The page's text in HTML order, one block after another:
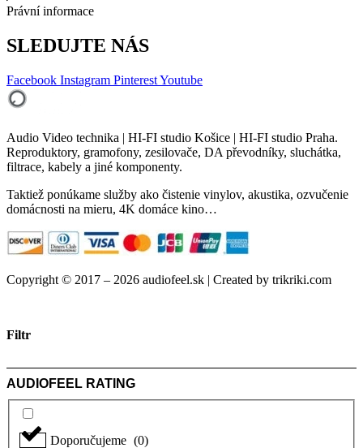
Právní informace
SLEDUJTE NÁS
Facebook Instagram PinterestYoutube
Audio Video technika | HI-FI studio Košice | HI-FI studio Praha.
Reproduktory, gramofony, zesilovače, DA převodníky, sluchátka,
filtrace, kabely a jiné komponenty.
Taktiež ponúkame služby ako čistenie vinylov, akustika, ozvučenie
domácnosti na mieru, 4K domáce kino…
Copyright © 2017 – 2026 audiofeel.sk | Created by trikriki.com
Filtr
AUDIOFEEL RATING
Doporučujeme (0)